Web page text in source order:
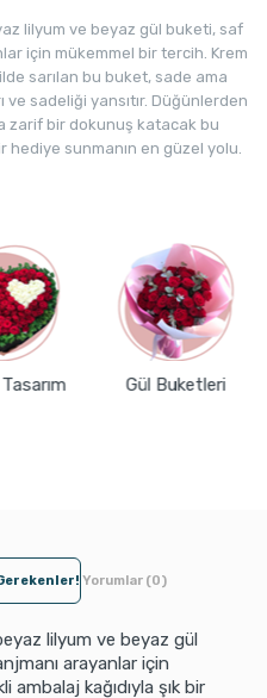
lilyum ve beyaz gül buketi, saf
için mükemmel bir tercih. Krem
sarılan bu buket, sade ama
sadeliği yansıtır. Düğünlerden
zarif bir dokunuş katacak bu
sunmanın en güzel yolu.
Gül Buketleri
Yorumlar (0)
lilyum ve beyaz gül
arayanlar için
kağıdıyla şık bir